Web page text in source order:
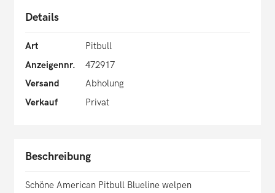
Details
Art
Pitbull
Anzeigennr.
472917
Versand
Abholung
Verkauf
Privat
Beschreibung
Schöne American Pitbull Blueline welpen